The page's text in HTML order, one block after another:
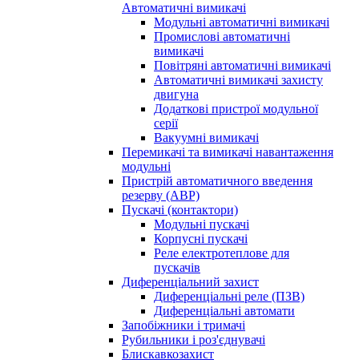
Автоматичні вимикачі
Модульні автоматичні вимикачі
Промислові автоматичні
вимикачі
Повітряні автоматичні вимикачі
Автоматичні вимикачі захисту
двигуна
Додаткові пристрої модульної
серії
Вакуумні вимикачі
Перемикачі та вимикачі навантаження
модульні
Пристрій автоматичного введення
резерву (АВР)
Пускачі (контактори)
Модульні пускачі
Корпусні пускачі
Реле електротеплове для
пускачів
Диференціальний захист
Диференціальні реле (ПЗВ)
Диференціальні автомати
Запобіжники і тримачі
Рубильники і роз'єднувачі
Блискавкозахист